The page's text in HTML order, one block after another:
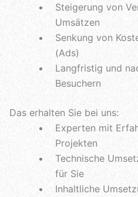
Steigerung von
Umsätzen
Senkung von
(Ads)
Langfristig und
Besuchern
Das erhalten Sie bei uns:
Experten mit
Projekten
Technische
für Sie
Inhaltliche